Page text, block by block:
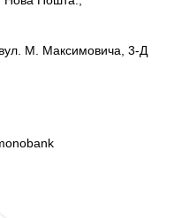
вул. М. Максимовича, 3-Д